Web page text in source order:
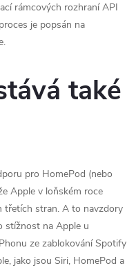
rámcových rozhraní API
je popsán na
také
pro HomePod (nebo
Apple v loňském roce
třetích stran. A to navzdory
stížnost na Apple u
ze zablokování Spotify
jako jsou Siri, HomePod a